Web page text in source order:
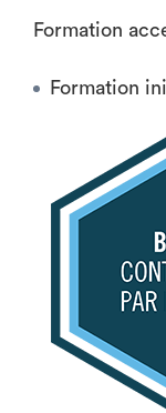
Formation
Formation